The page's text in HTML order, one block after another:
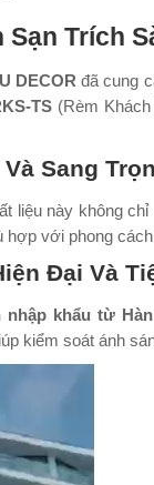
Trích
DECOR đã cung
TS (Rèm
Sang
liệu này không
với phong
Đại Và
nhập khẩu từ
kiểm soát ánh